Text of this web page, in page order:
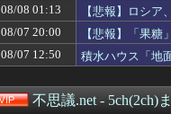
【画像】AVの撮影現場、普通
人んちで宅飲みワイ「ゴムあ
【動画】純国産ヒューマノイ
【動画】白人「日本で一番美
【動画】名古屋の警察、外国
AmazonのアツさMax！心も踊
08/08 01:13
【悲報】ロシア
08/07 20:00
【悲報】「果糖
08/07 12:50
積水ハウス「地
不思議.net - 5ch(2ch)